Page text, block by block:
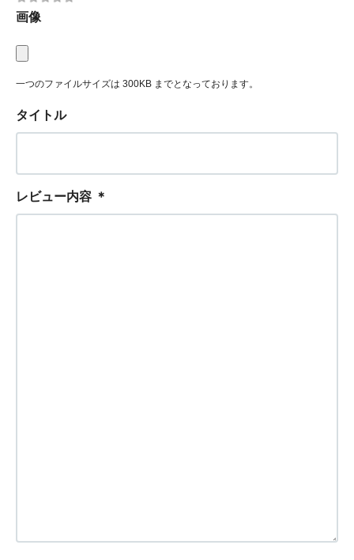
画像
一つのファイルサイズは 300KB までとなっております。
タイトル
レビュー内容 ＊